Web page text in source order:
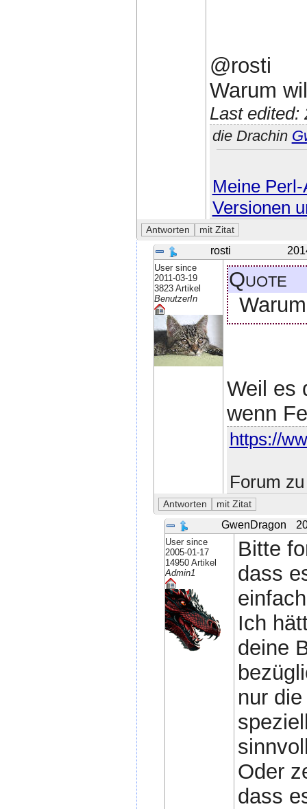
@rosti
Warum
Last edited:
die Drachin
Meine
Versionen
rosti
User since
2011-03-19
3823 Artikel
BenutzerIn
Quote
Weil es
wenn
https://
Forum
GwenDragon
User since
2005-01-17
14950 Artikel
Admin1
Bitte
dass
Ich
deine
nur
Oder
dass